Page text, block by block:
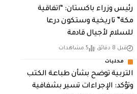
رئيس وزراء باكستان: “اتفاقية
مكة” تاريخية وستكون درعا
للسلام لأجيال قادمة
قبل 8 دقائق 5 مشاهدات
محليات
التربية توضح بشأن طباعة الكتب
وتؤكد: الإجراءات تسير بشفافية